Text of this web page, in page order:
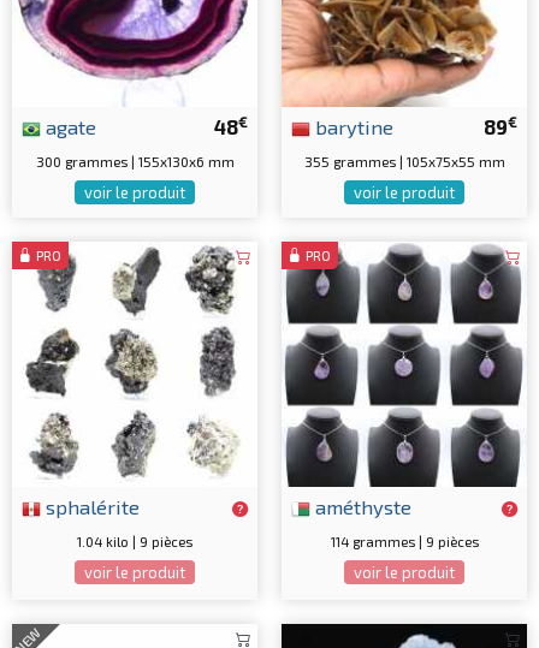
48€
agate
300 grammes | 155x130x6 mm
voir le produit
89€
barytine
355 grammes | 105x75x55 mm
voir le produit
PRO
sphalérite
1.04 kilo | 9 pièces
voir le produit
PRO
améthyste
114 grammes | 9 pièces
voir le produit
NEW